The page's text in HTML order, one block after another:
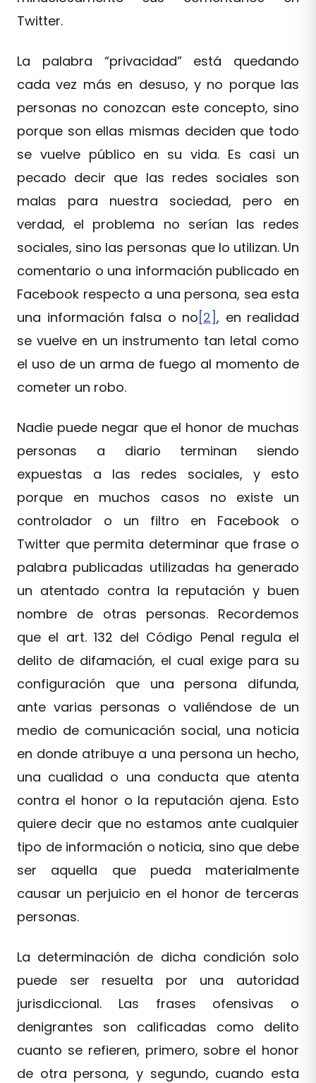
Twitter.
La palabra “privacidad” está quedando
cada vez más en desuso, y no porque las
personas no conozcan este concepto, sino
porque son ellas mismas deciden que todo
se vuelve público en su vida. Es casi un
pecado decir que las redes sociales son
malas para nuestra sociedad, pero en
verdad, el problema no serían las redes
sociales, sino las personas que lo utilizan. Un
comentario o una información publicado en
Facebook respecto a una persona, sea esta
una información falsa o no [2], en realidad
se vuelve en un instrumento tan letal como
el uso de un arma de fuego al momento de
cometer un robo.
Nadie puede negar que el honor de muchas
personas a diario terminan siendo
expuestas a las redes sociales, y esto
porque en muchos casos no existe un
controlador o un filtro en Facebook o
Twitter que permita determinar que frase o
palabra publicadas utilizadas ha generado
un atentado contra la reputación y buen
nombre de otras personas. Recordemos
que el art. 132 del Código Penal regula el
delito de difamación, el cual exige para su
configuración que una persona difunda,
ante varias personas o valiéndose de un
medio de comunicación social, una noticia
en donde atribuye a una persona un hecho,
una cualidad o una conducta que atenta
contra el honor o la reputación ajena. Esto
quiere decir que no estamos ante cualquier
tipo de información o noticia, sino que debe
ser aquella que pueda materialmente
causar un perjuicio en el honor de terceras
personas.
La determinación de dicha condición solo
puede ser resuelta por una autoridad
jurisdiccional. Las frases ofensivas o
denigrantes son calificadas como delito
cuanto se refieren, primero, sobre el honor
de otra persona, y segundo, cuando esta